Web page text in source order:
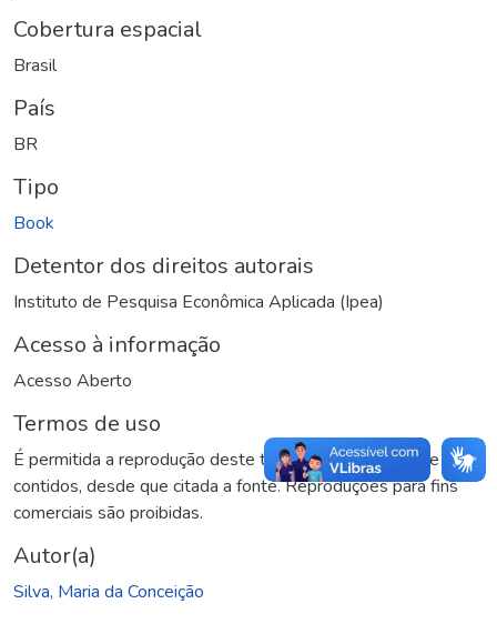
Cobertura espacial
Brasil
País
BR
Tipo
Book
Detentor dos direitos autorais
Instituto de Pesquisa Econômica Aplicada (Ipea)
Acesso à informação
Acesso Aberto
Termos de uso
É permitida a reprodução deste texto e dos dados nele
contidos, desde que citada a fonte. Reproduções para fins
comerciais são proibidas.
Autor(a)
Silva, Maria da Conceição